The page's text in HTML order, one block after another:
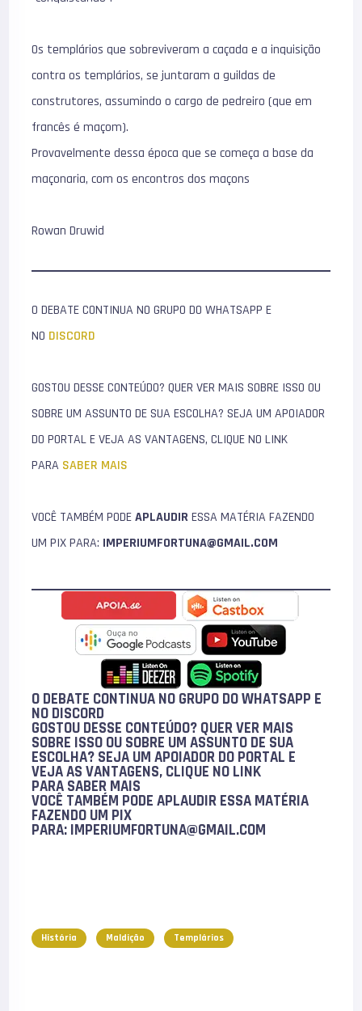
Os templários que sobreviveram a caçada e a inquisição
contra os templários, se juntaram a guildas de
construtores, assumindo o cargo de pedreiro (que em
francês é maçom).
Provavelmente dessa época que se começa a base da
maçonaria, com os encontros dos maçons
Rowan Druwid
O DEBATE CONTINUA NO GRUPO DO WHATSAPP E
NO DISCORD
GOSTOU DESSE CONTEÚDO? QUER VER MAIS SOBRE ISSO OU
SOBRE UM ASSUNTO DE SUA ESCOLHA? SEJA UM APOIADOR
DO PORTAL E VEJA AS VANTAGENS, CLIQUE NO LINK
PARA SABER MAIS
VOCÊ TAMBÉM PODEAPLAUDIRESSA MATÉRIA FAZENDO
UM PIX PARA: IMPERIUMFORTUNA@GMAIL.COM
O DEBATE CONTINUA NO GRUPO DO WHATSAPP E
NO DISCORD
GOSTOU DESSE CONTEÚDO? QUER VER MAIS
SOBRE ISSO OU SOBRE UM ASSUNTO DE SUA
ESCOLHA? SEJA UM APOIADOR DO PORTAL E
VEJA AS VANTAGENS, CLIQUE NO LINK
PARA SABER MAIS
VOCÊ TAMBÉM PODEAPLAUDIR ESSA MATÉRIA
FAZENDO UM PIX
PARA: IMPERIUMFORTUNA@GMAIL.COM
História Maldição Templários